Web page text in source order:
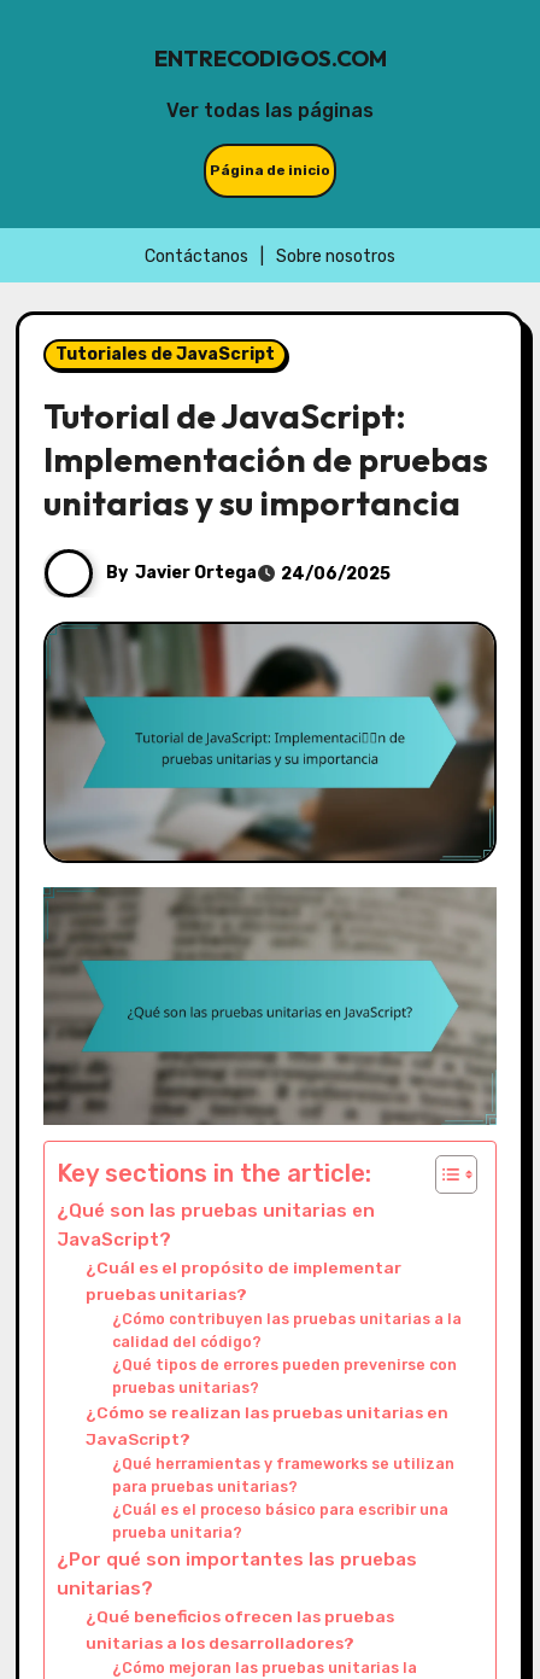
Ver todas las páginas
ENTRECODIGOS.COM
Página de inicio
Contáctanos Sobre nosotros
to
contentTutoriales de JavaScript
Tutorial de JavaScript:
Implementación de pruebas
unitarias y su importancia
By Javier Ortega 24/06/2025
Key sections in the article:
¿Qué son las pruebas unitarias en
JavaScript?
¿Cuál es el propósito de implementar
pruebas unitarias?
¿Cómo contribuyen las pruebas unitarias a la
calidad del código?
¿Qué tipos de errores pueden prevenirse con
pruebas unitarias?
¿Cómo se realizan las pruebas unitarias en
JavaScript?
¿Qué herramientas y frameworks se utilizan
para pruebas unitarias?
¿Cuál es el proceso básico para escribir una
prueba unitaria?
¿Por qué son importantes las pruebas
unitarias?
¿Qué beneficios ofrecen las pruebas
unitarias a los desarrolladores?
¿Cómo mejoran las pruebas unitarias la